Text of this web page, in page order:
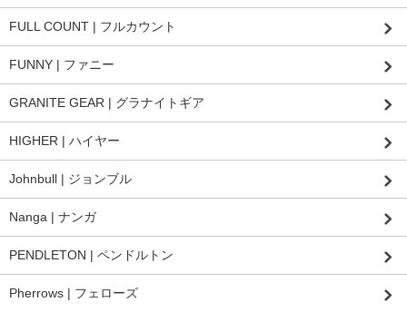
FULL COUNT | フルカウント
FUNNY | ファニー
GRANITE GEAR | グラナイトギア
HIGHER | ハイヤー
Johnbull | ジョンブル
Nanga | ナンガ
PENDLETON | ペンドルトン
Pherrows | フェローズ